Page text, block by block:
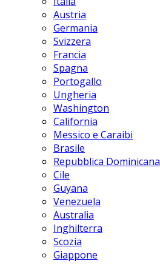
Austria
Germania
Svizzera
Francia
Spagna
Portogallo
Ungheria
Washington
California
Messico e Caraibi
Brasile
Repubblica Dominicana
Cile
Guyana
Venezuela
Australia
Inghilterra
Scozia
Giappone